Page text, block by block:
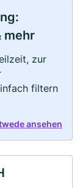
mehr
zur
filtern
ansehen